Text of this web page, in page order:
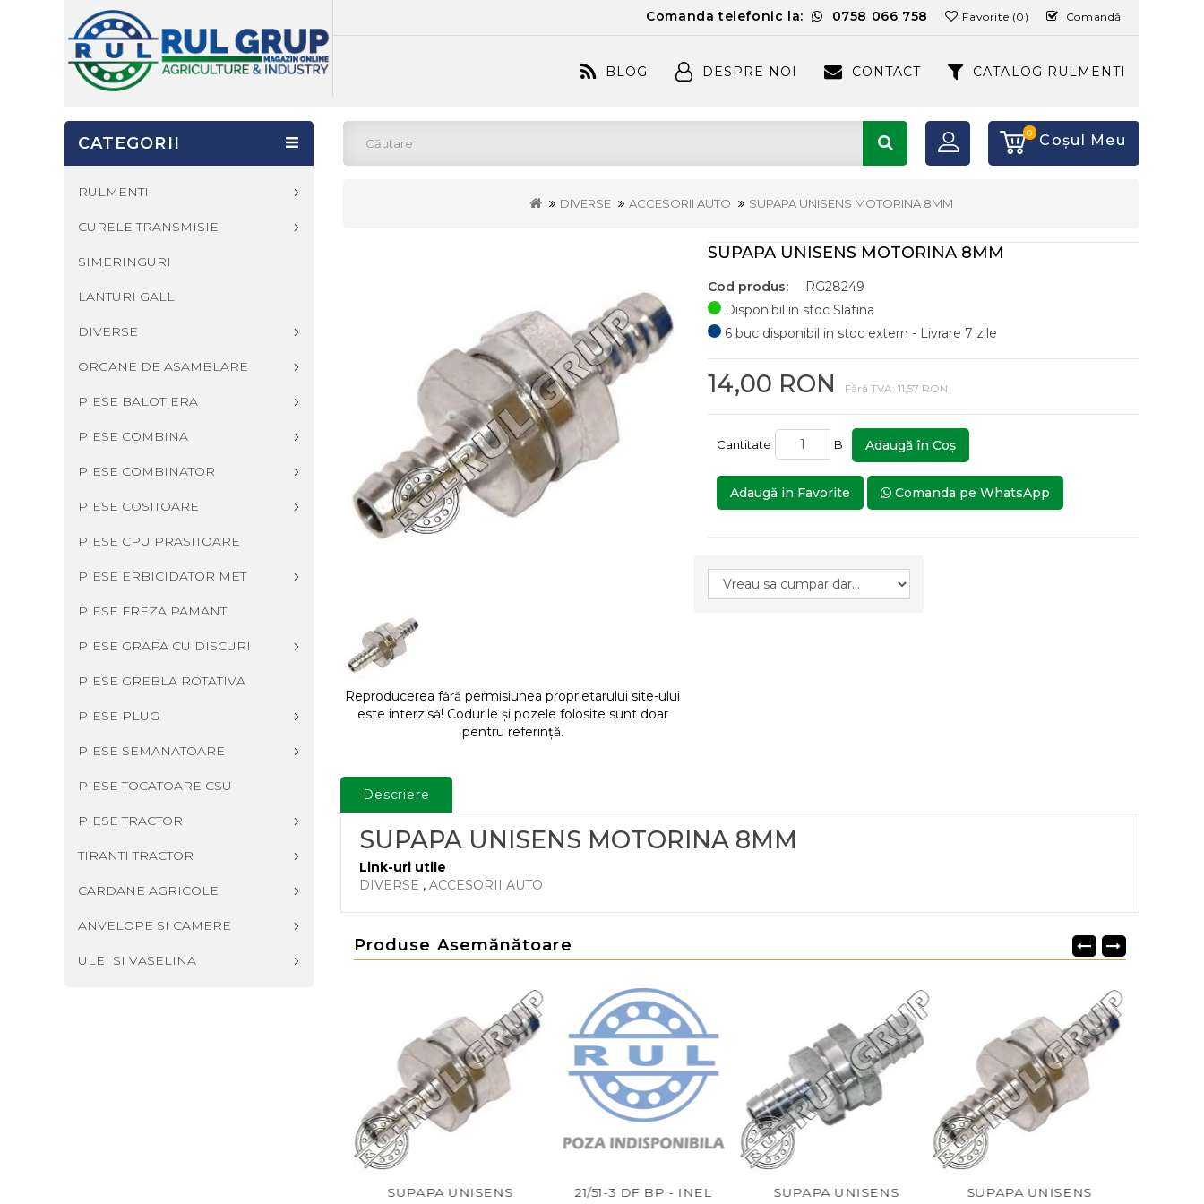
Comanda telefonic la: 0758 066 758 Favorite (0) Comandă
BLOG DESPRE NOI CONTACT CATALOG RULMENTI
0 Coşul Meu
DIVERSE ACCESORII AUTO SUPAPA UNISENS MOTORINA 8MM
CATEGORII
RULMENTI
CURELE TRANSMISIE
SIMERINGURI
LANTURI GALL
DIVERSE
ORGANE DE ASAMBLARE
PIESE BALOTIERA
PIESE COMBINA
PIESE COMBINATOR
PIESE COSITOARE
PIESE CPU PRASITOARE
PIESE ERBICIDATOR MET
PIESE FREZA PAMANT
PIESE GRAPA CU DISCURI
PIESE GREBLA ROTATIVA
PIESE PLUG
PIESE SEMANATOARE
PIESE TOCATOARE CSU
PIESE TRACTOR
TIRANTI TRACTOR
CARDANE AGRICOLE
ANVELOPE SI CAMERE
ULEI SI VASELINA
Reproducerea fără permisiunea proprietarului site-ului
este interzisă! Codurile și pozele folosite sunt doar
pentru referință.
SUPAPA UNISENS MOTORINA 8MM
Cod produs:
RG28249
Disponibil in stoc Slatina
6 buc disponibil in stoc extern - Livrare 7 zile
14,00 RON Fără TVA: 11,57 RON
Cantitate B Adaugă în Coş
Adaugă in Favorite Comanda pe WhatsApp
Descriere
SUPAPA UNISENS MOTORINA 8MM
Link-uri utile
DIVERSE , ACCESORII AUTO
Produse Asemănătoare
SUPAPA UNISENS
21/51-3 DF BP - INEL
SUPAPA UNISENS
SUPAPA UNISENS